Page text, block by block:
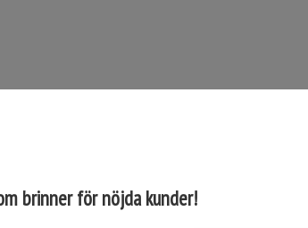
brinner för nöjda kunder!